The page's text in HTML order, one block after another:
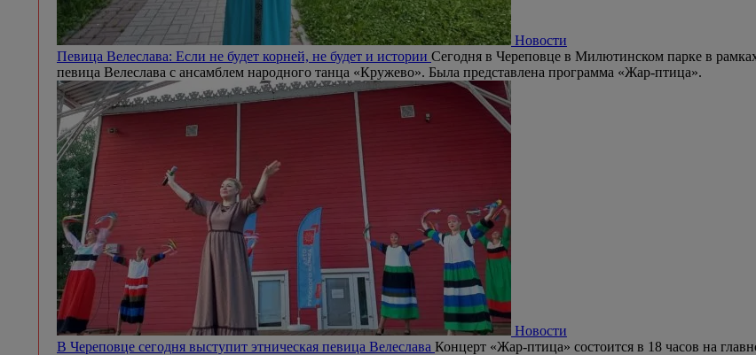
Новости
Певица Велеслава: Если не будет корней, не будет и истории Сегодня в Череповце в Милютинском парке в
певица Велеслава с ансамблем народного танца «Кружево». Была представлена программа «Жар-птица».
Новости
В Череповце сегодня выступит этническая певица Велеслава Концерт «Жар-птица» состоится в 18 часов на